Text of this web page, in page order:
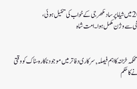
پانچ اگست 2019میں شیاما پر ساد مکھرجی کے خواب کی تکمیل ہوئی،
خزانہ کا اہم فیصلہ , سرکاری دفاتر میں موجود ناکارہ سٹاک کو وقتی
کا حکم